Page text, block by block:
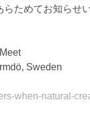
ためてお知らせ
Sweden
when-natural-